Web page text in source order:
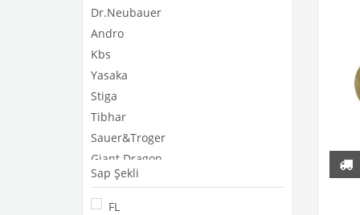
Dr.Neubauer
Andro
Kbs
Yasaka
Stiga
Tibhar
Sauer&Troger
Giant Dragon
Friendship
Tsp
Sap Şekli
FL